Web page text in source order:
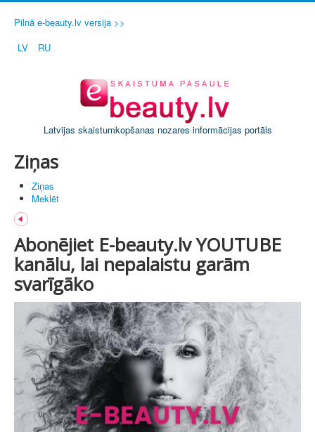
Pilnā e-beauty.lv versija >>
LV
RU
Latvijas skaistumkopšanas nozares informācijas portāls
Ziņas
Ziņas
Meklēt
Abonējiet E-beauty.lv YOUTUBE
kanālu, lai nepalaistu garām
svarīgāko